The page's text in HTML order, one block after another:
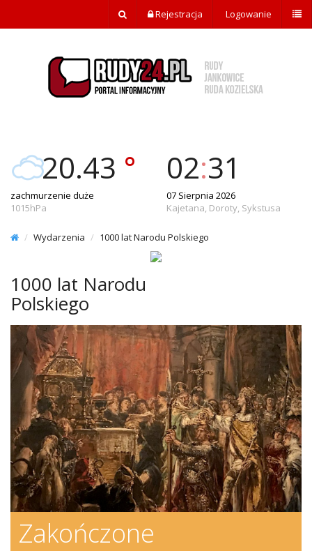
Rejestracja Logowanie
20.43 °
zachmurzenie duże
1015hPa
02:31
07 Sierpnia 2026
Kajetana, Doroty, Sykstusa
Wydarzenia 1000 lat Narodu Polskiego
1000 lat Narodu
Polskiego
Zakończone